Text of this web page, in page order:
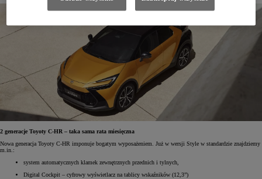
2 generacje Toyoty C-HR – taka sama rata miesięczna
Nowa generacja Toyoty C-HR imponuje bogatym wyposażeniem. Już w wersji Style w standardzie znajdziemy
m.in.:
system automatycznych klamek zewnętrznych przednich i tylnych,
Digital Cockpit – cyfrowy wyświetlacz na tablicy wskaźników (12,3”)